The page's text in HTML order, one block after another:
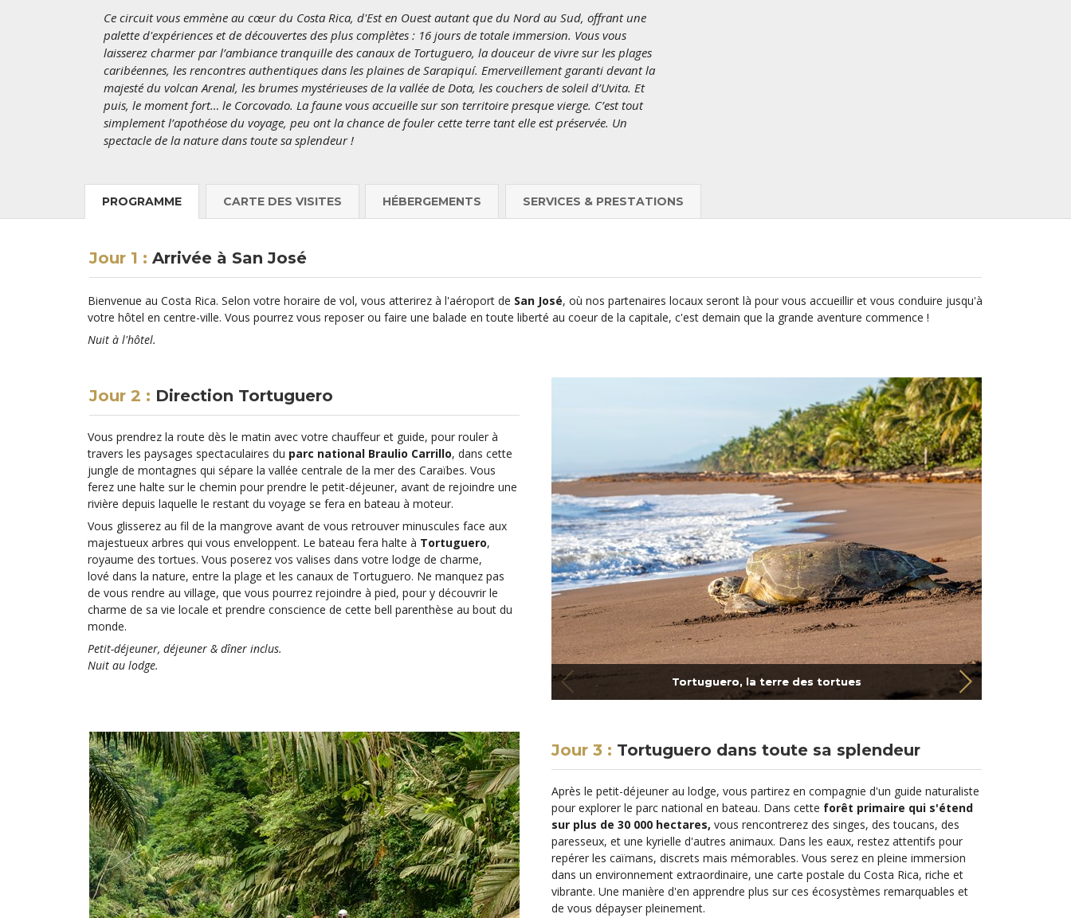
Ce circuit vous emmène au cœur du Costa Rica, d'Est en Ouest autant que du Nord au Sud, offrant une
palette d'expériences et de découvertes des plus complètes : 16 jours de totale immersion. Vous vous
laisserez charmer par l’ambiance tranquille des canaux de Tortuguero, la douceur de vivre sur les plages
caribéennes, les rencontres authentiques dans les plaines de Sarapiquí. Emerveillement garanti devant la
majesté du volcan Arenal, les brumes mystérieuses de la vallée de Dota, les couchers de soleil d’Uvita. Et
puis, le moment fort… le Corcovado. La faune vous accueille sur son territoire presque vierge. C’est tout
simplement l’apothéose du voyage, peu ont la chance de fouler cette terre tant elle est préservée. Un
spectacle de la nature dans toute sa splendeur !
PROGRAMME
Jour 1 : Arrivée à San José
Bienvenue au Costa Rica. Selon votre horaire de vol, vous atterirez à l'aéroport de San José, où nos partenaires locaux seront là pour vous accueillir et vous conduire jusqu'à
votre hôtel en centre-ville. Vous pourrez vous reposer ou faire une balade en toute liberté au coeur de la capitale, c'est demain que la grande aventure commence !
Nuit à l'hôtel.
Jour 2 : Direction Tortuguero
Tortuguero, la terre des tortues
Vous prendrez la route dès le matin avec votre chauffeur et guide, pour rouler à
travers les paysages spectaculaires du parc national Braulio Carrillo, dans cette
jungle de montagnes qui sépare la vallée centrale de la mer des Caraïbes. Vous
ferez une halte sur le chemin pour prendre le petit-déjeuner, avant de rejoindre une
rivière depuis laquelle le restant du voyage se fera en bateau à moteur.
Vous glisserez au fil de la mangrove avant de vous retrouver minuscules face aux
majestueux arbres qui vous enveloppent. Le bateau fera halte à Tortuguero,
royaume des tortues. Vous poserez vos valises dans votre lodge de charme,
lové dans la nature, entre la plage et les canaux de Tortuguero. Ne manquez pas
de vous rendre au village, que vous pourrez rejoindre à pied, pour y découvrir le
charme de sa vie locale et prendre conscience de cette bell parenthèse au bout du
monde.
Petit-déjeuner, déjeuner & dîner inclus.
Nuit au lodge.
Jour 3 : Tortuguero dans toute sa splendeur
Après le petit-déjeuner au lodge, vous partirez en compagnie d'un guide naturaliste
pour explorer le parc national en bateau. Dans cette forêt primaire qui s'étend
sur plus de 30 000 hectares, vous rencontrerez des singes, des toucans, des
paresseux, et une kyrielle d'autres animaux. Dans les eaux, restez attentifs pour
repérer les caïmans, discrets mais mémorables. Vous serez en pleine immersion
dans un environnement extraordinaire, une carte postale du Costa Rica, riche et
vibrante. Une manière d'en apprendre plus sur ces écosystèmes remarquables et
de vous dépayser pleinement.
CARTE DES VISITES HÉBERGEMENTS SERVICES & PRESTATIONS